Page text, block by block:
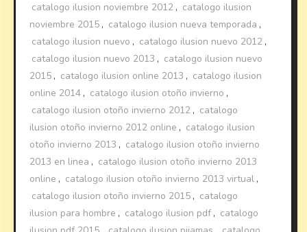
catalogo ilusion noviembre 2012 , catalogo ilusion
noviembre 2015 , catalogo ilusion nueva temporada ,
catalogo ilusion nuevo , catalogo ilusion nuevo 2012 ,
catalogo ilusion nuevo 2013 , catalogo ilusion nuevo
2015 , catalogo ilusion online 2013 , catalogo ilusion
online 2014 , catalogo ilusion otoño invierno ,
catalogo ilusion otoño invierno 2012 , catalogo
ilusion otoño invierno 2012 online , catalogo ilusion
otoño invierno 2013 , catalogo ilusion otoño invierno
2013 en linea , catalogo ilusion otoño invierno 2013
online , catalogo ilusion otoño invierno 2013 virtual ,
catalogo ilusion otoño invierno 2015 , catalogo
ilusion para hombre , catalogo ilusion pdf , catalogo